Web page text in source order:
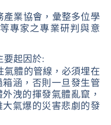
產業協會，彙整多位學
專家之專業研判與意
要起因於:
氣體的管線，必須埋在
涵，否則一旦發生管
洩的揮發氣體亂竄，
氣爆的災害悲劇的發